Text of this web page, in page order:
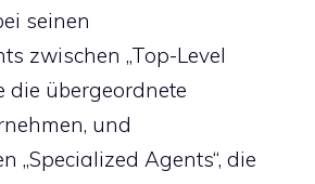
seinen
zwischen „Top-Level
die übergeordnete
und
„Specialized Agents“, die